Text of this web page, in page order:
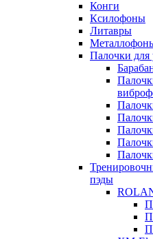
Конги
Ксилофоны
Литавры
Палочки для
пэды